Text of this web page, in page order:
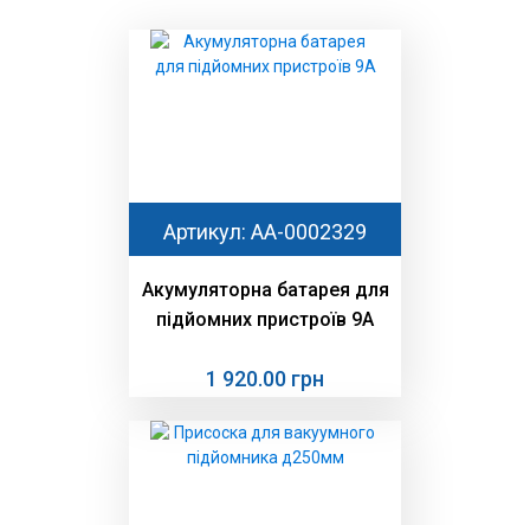
Артикул: AA-0002329
Акумуляторна батарея для
підйомних пристроїв 9А
1 920.00 грн